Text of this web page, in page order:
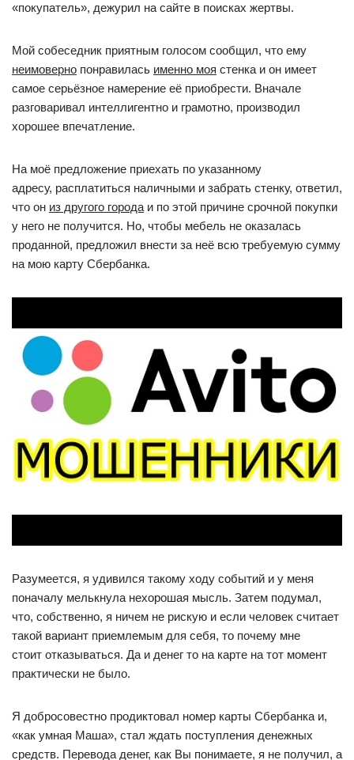
«покупатель», дежурил на сайте в поисках жертвы.
Мой собеседник приятным голосом сообщил, что ему
неимоверно понравилась именно моя стенка и он имеет
самое серьёзное намерение её приобрести. Вначале
разговаривал интеллигентно и грамотно, производил
хорошее впечатление.
На моё предложение приехать по указанному
адресу, расплатиться наличными и забрать стенку, ответил,
что он из другого города и по этой причине срочной покупки
у него не получится. Но, чтобы мебель не оказалась
проданной, предложил внести за неё всю требуемую сумму
на мою карту Сбербанка.
Разумеется, я удивился такому ходу событий и у меня
поначалу мелькнула нехорошая мысль. Затем подумал,
что, собственно, я ничем не рискую и если человек считает
такой вариант приемлемым для себя, то почему мне
стоит отказываться. Да и денег то на карте на тот момент
практически не было.
Я добросовестно продиктовал номер карты Сбербанка и,
«как умная Маша», стал ждать поступления денежных
средств. Перевода денег, как Вы понимаете, я не получил, а